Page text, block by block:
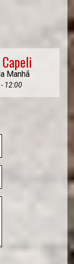
Manhã
12:00